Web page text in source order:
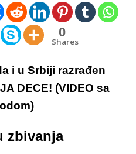
0
Shares
i u Srbiji razrađen
DECE! (VIDEO sa
zbivanja